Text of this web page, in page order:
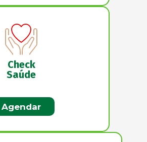
Check
Saúde
Agendar